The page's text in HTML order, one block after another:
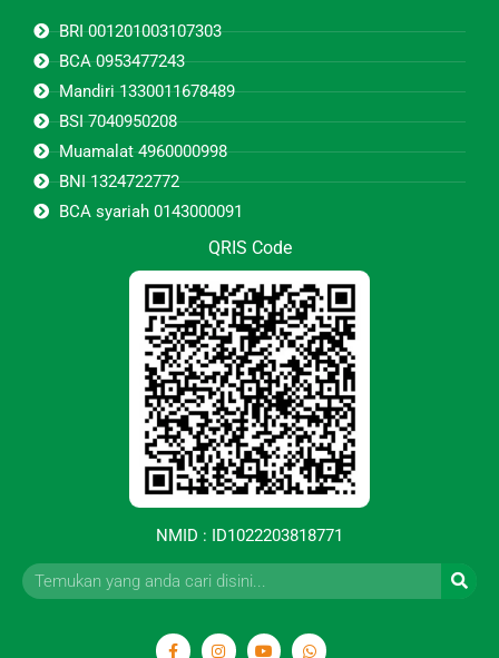
BRI 001201003107303
BCA 0953477243
Mandiri 1330011678489
BSI 7040950208
Muamalat 4960000998
BNI 1324722772
BCA syariah 0143000091
QRIS Code
NMID : ID1022203818771